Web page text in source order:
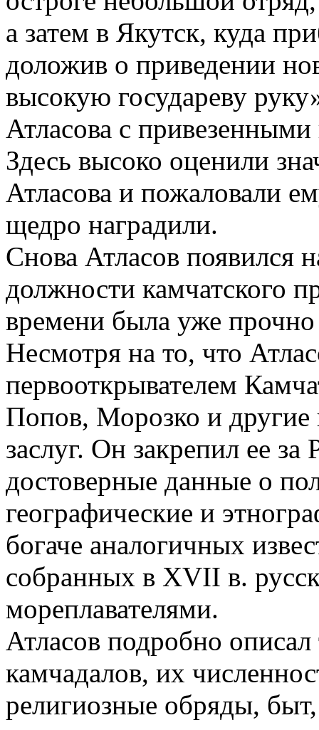
а затем в Якутск, куда
доложив о приведении
высокую государеву
Атласова с
Здесь высоко оценили
Атласова и пожаловали
щедро наградили.
Снова Атласов появился
должности камчатского
времени была уже прочно
Несмотря на то, что
первооткрывателем
Попов, Морозко и другие
заслуг. Он закрепил ее
достоверные данные о
географические и
богаче аналогичных
собранных в XVII в.
мореплавателями.
Атласов подробно описал
камчадалов, их
религиозные обряды,